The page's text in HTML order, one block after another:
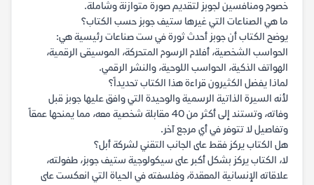
خصوم ومنافسين لجوبز لتقديم صورة متوازنة وشاملة.
ما هي الصناعات التي غيرها ستيف جوبز حسب الكتاب؟
يوضح الكتاب أن جوبز أحدث ثورة في ست صناعات رئيسية هي:
الحواسب الشخصية، أفلام الرسوم المتحركة، الموسيقى الرقمية،
الهواتف الذكية، الحواسب اللوحية، والنشر الرقمي.
لماذا يفضل الكثيرون قراءة هذا الكتاب تحديداً؟
لأنه السيرة الذاتية الرسمية والوحيدة التي وافق عليها جوبز قبل
وفاته، وتستند إلى أكثر من 40 مقابلة شخصية معه، مما يمنحها عمقاً
وتفاصيل لا تتوفر في أي مرجع آخر.
هل الكتاب يركز فقط على الجانب التقني لشركة أبل؟
لا، الكتاب يركز بشكل أكبر على سيكولوجية ستيف جوبز، طفولته،
علاقاته الإنسانية المعقدة، وفلسفته في الحياة التي انعكست على